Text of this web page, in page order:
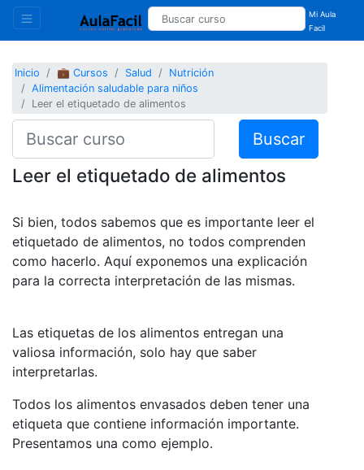
Mi Aula
Facil
Inicio 💼 Cursos Salud
Nutrición
Alimentación saludable para niños
Leer el etiquetado de alimentos
Buscar
Leer el etiquetado de alimentos
Si bien, todos sabemos que es importante leer el
etiquetado de alimentos, no todos comprenden
como hacerlo. Aquí exponemos una explicación
para la correcta interpretación de las mismas.
Las etiquetas de los alimentos entregan una
valiosa información, solo hay que saber
interpretarlas.
Todos los alimentos envasados deben tener una
etiqueta que contiene información importante.
Presentamos una como ejemplo.